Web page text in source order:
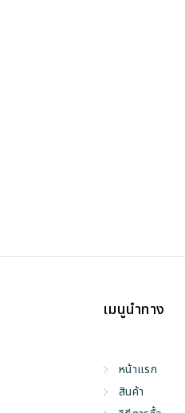
เมนูนำทาง
หน้าแรก
สินค้า